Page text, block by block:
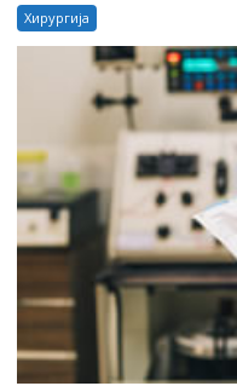
Хирургија